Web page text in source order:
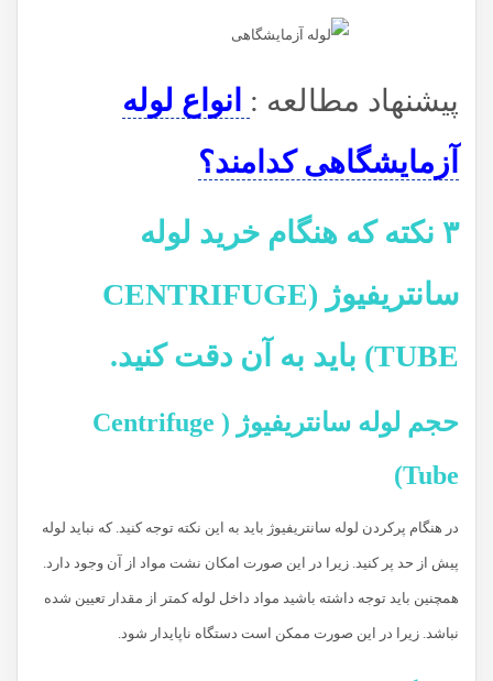
پیشنهاد مطالعه : انواع لوله
آزمایشگاهی کدامند؟
۳ نکته که هنگام خرید لوله
سانتریفیوژ (CENTRIFUGE
TUBE) باید به آن دقت کنید.
حجم لوله سانتریفیوژ ( Centrifuge
Tube)
در هنگام پرکردن لوله سانتریفیوژ باید به این نکته توجه کنید. که نباید لوله
پیش از حد پر کنید. زیرا در این صورت امکان نشت مواد از آن وجود دارد.
همچنین باید توجه داشته باشید مواد داخل لوله کمتر از مقدار تعیین شده
نباشد. زیرا در این صورت ممکن است دستگاه ناپایدار شود.